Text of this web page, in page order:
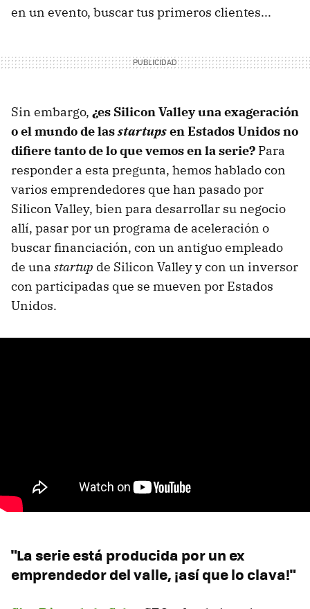
en un evento, buscar tus primeros clientes...
Sin embargo, ¿es Silicon Valley una exageración
o el mundo de lasstartupsen Estados Unidos no
difiere tanto de lo que vemos en la serie? Para
responder a esta pregunta, hemos hablado con
varios emprendedores que han pasado por
Silicon Valley, bien para desarrollar su negocio
allí, pasar por un programa de aceleración o
buscar financiación, con un antiguo empleado
de una startup de Silicon Valley y con un inversor
con participadas que se mueven por Estados
Unidos.
"La serie está producida por un ex
emprendedor del valle, ¡así que lo clava!"